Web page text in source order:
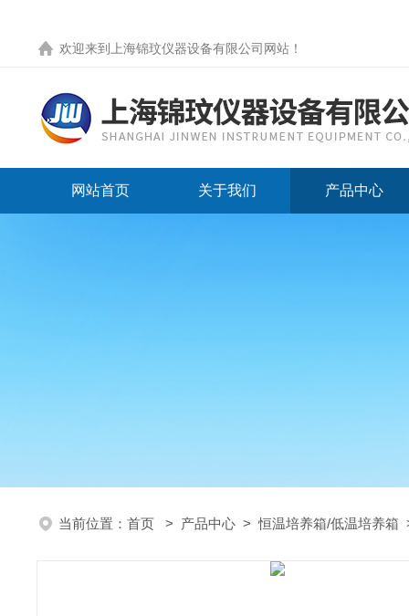
欢迎来到 上海锦玟仪器设备有限公司网站 ！
网站首页 关于我们 产品中心
当前位置： 首页 > 产品中心 >恒温培养箱/低温培养箱